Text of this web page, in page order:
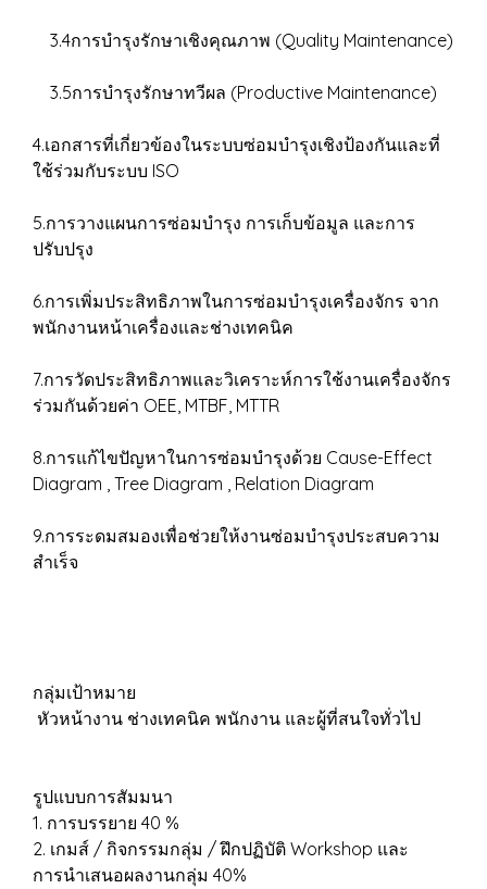
3.4การบำรุงรักษาเชิงคุณภาพ (Quality Maintenance)
3.5การบำรุงรักษาทวีผล (Productive Maintenance)
4.เอกสารที่เกี่ยวข้องในระบบซ่อมบำรุงเชิงป้องกันและที่
ใช้ร่วมกับระบบ ISO
5.การวางแผนการซ่อมบำรุง การเก็บข้อมูล และการ
ปรับปรุง
6.การเพิ่มประสิทธิภาพในการซ่อมบำรุงเครื่องจักร จาก
พนักงานหน้าเครื่องและช่างเทคนิค
7.การวัดประสิทธิภาพและวิเคราะห์การใช้งานเครื่องจักร
ร่วมกันด้วยค่า OEE, MTBF, MTTR
8.การแก้ไขปัญหาในการซ่อมบำรุงด้วย Cause-Effect
Diagram , Tree Diagram , Relation Diagram
9.การระดมสมองเพื่อช่วยให้งานซ่อมบำรุงประสบความ
สำเร็จ
กลุ่มเป้าหมาย
หัวหน้างาน ช่างเทคนิค พนักงาน และผู้ที่สนใจทั่วไป
รูปแบบการสัมมนา
1. การบรรยาย 40 %
2. เกมส์ / กิจกรรมกลุ่ม / ฝึกปฏิบัติ Workshop และ
การนำเสนอผลงานกลุ่ม 40%